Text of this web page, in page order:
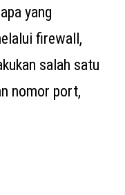
yang
firewall,
salah satu
nomor port,